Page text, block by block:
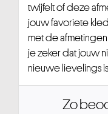
twijfelt of deze
jouw favoriete
met de
je zeker dat jouw
nieuwe lievelings is
Zo